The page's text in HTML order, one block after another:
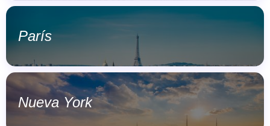
París
Nueva York